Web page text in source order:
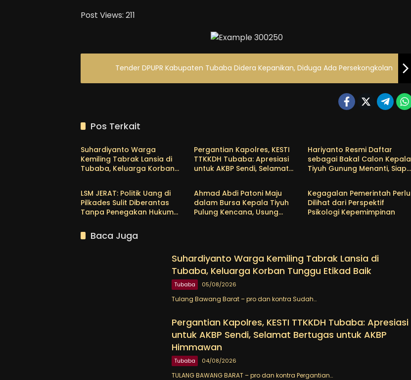
Post Views: 211
Tender DPUPR Kabupaten Tubaba Didera Kepanikan, Diduga Ada Persekongkolan
Pos Terkait
Tubaba
Suhardiyanto Warga
Kemiling Tabrak Lansia di
Tubaba, Keluarga Korban
Pergantian Kapolres, KESTI
TTKKDH Tubaba: Apresiasi
untuk AKBP Sendi, Selamat
Hariyanto Resmi Daftar
sebagai Bakal Calon Kepala
Tiyuh Gunung Menanti, Siap
Kesejahteraan Warga
Tubaba
LSM JERAT: Politik Uang di
Pilkades Sulit Diberantas
Tanpa Penegakan Hukum
Tubaba
Ahmad Abdi Patoni Maju
dalam Bursa Kepala Tiyuh
Pulung Kencana, Usung
Tubaba
Kegagalan Pemerintah Perlu
Dilihat dari Perspektif
Psikologi Kepemimpinan
Baca Juga
Suhardiyanto Warga Kemiling Tabrak Lansia di
Tubaba, Keluarga Korban Tunggu Etikad Baik
Tubaba 05/08/2026
Tulang Bawang Barat – pro dan kontra Sudah…
Pergantian Kapolres, KESTI TTKKDH Tubaba: Apresiasi
untuk AKBP Sendi, Selamat Bertugas untuk AKBP
Himmawan
Tubaba 04/08/2026
TULANG BAWANG BARAT – pro dan kontra Pergantian…